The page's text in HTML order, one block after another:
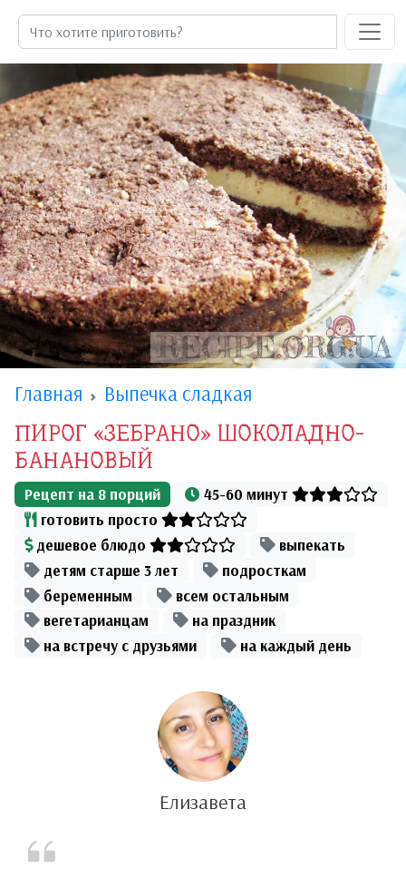
Главная Выпечка сладкая
ПИРОГ «ЗЕБРАНО» ШОКОЛАДНО-
БАНАНОВЫЙ
Рецепт на 8порций
45-60 минут
готовить просто
дешевое блюдо
выпекать
детям старше 3 лет
подросткам
беременным
всем остальным
вегетарианцам
на праздник
на встречу с друзьями
на каждый день
Елизавета